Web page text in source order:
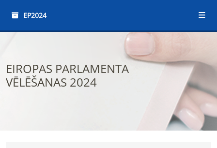
EP2024
EIROPAS PARLAMENTA
VĒLĒŠANAS 2024